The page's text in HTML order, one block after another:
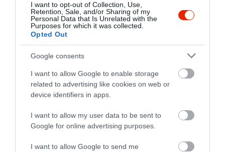
I want to opt-out of Collection, Use,
Retention, Sale, and/or Sharing of my
Personal Data that Is Unrelated with the
Purposes for which it was collected.
Opted Out
Google consents
I want to allow Google to enable storage
related to advertising like cookies on web or
device identifiers in apps.
I want to allow my user data to be sent to
Google for online advertising purposes.
I want to allow Google to send me
Összesen 2
Vad Tímea
2010. Április 26.
Nagyon hangulatos
mediterrán jellegű étterem.
Kellemes volt a hangulat. A
pincérek udvariasak és
figyelmesek voltak. Egyedül
mosdóhoz le kellett menni a
kávézó részbe.
Jelentés